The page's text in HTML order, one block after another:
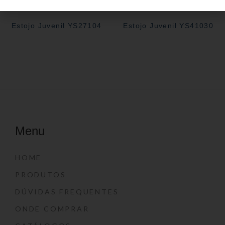
Estojo Juvenil YS27104 Estojo Juvenil YS41030
Menu
HOME
PRODUTOS
DÚVIDAS FREQUENTES
ONDE COMPRAR